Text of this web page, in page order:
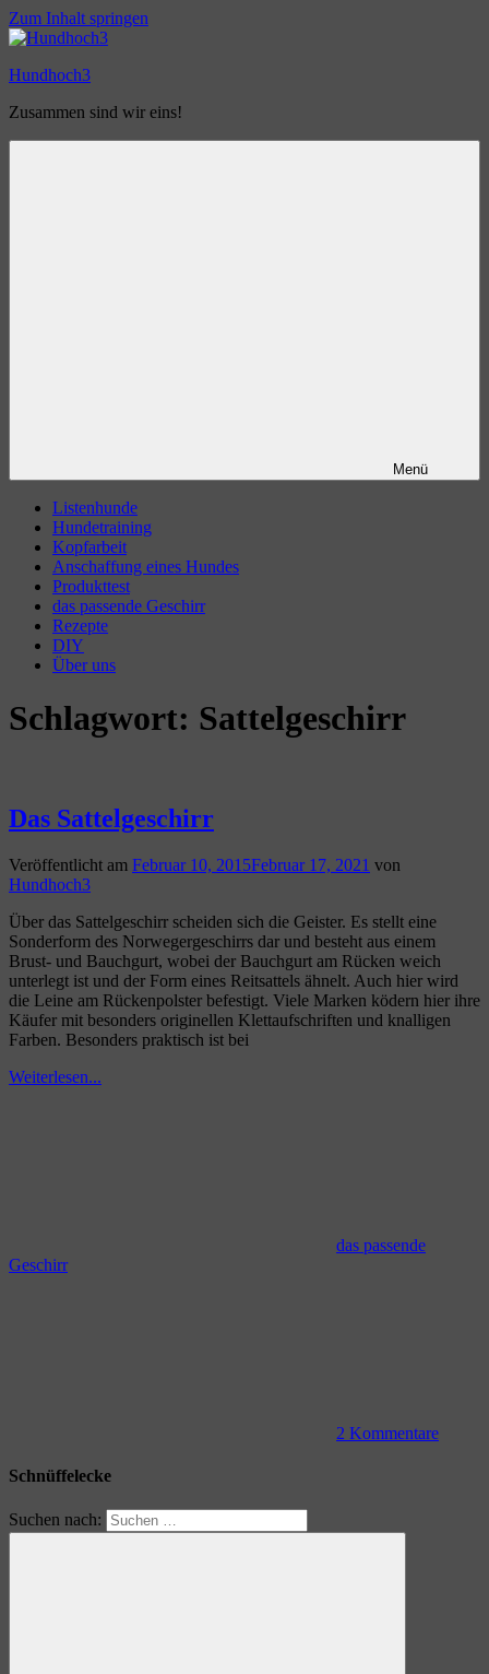
Zum Inhalt springen
Hundhoch3
Zusammen sind wir eins!
Menü
Listenhunde
Hundetraining
Kopfarbeit
Anschaffung eines Hundes
Produkttest
das passende Geschirr
Rezepte
DIY
Über uns
Schlagwort: Sattelgeschirr
Das Sattelgeschirr
Veröffentlicht am Februar 10, 2015Februar 17, 2021 von
Hundhoch3
Über das Sattelgeschirr scheiden sich die Geister. Es stellt eine
Sonderform des Norwegergeschirrs dar und besteht aus einem
Brust- und Bauchgurt, wobei der Bauchgurt am Rücken weich
unterlegt ist und der Form eines Reitsattels ähnelt. Auch hier wird
die Leine am Rückenpolster befestigt. Viele Marken ködern hier ihre
Käufer mit besonders originellen Klettaufschriften und knalligen
Farben. Besonders praktisch ist bei
Weiterlesen...
das passende
Geschirr
2 Kommentare
Schnüffelecke
Suchen nach: